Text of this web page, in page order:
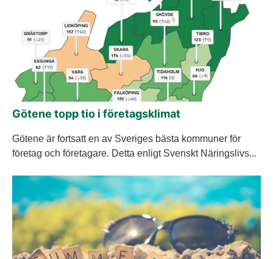
Götene topp tio i företagsklimat
Götene är fortsatt en av Sveriges bästa kommuner för
företag och företagare. Detta enligt Svenskt Näringslivs...